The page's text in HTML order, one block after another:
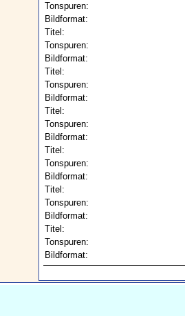
Tonspuren:
Bildformat:
Titel:
Tonspuren:
Bildformat:
Titel:
Tonspuren:
Bildformat:
Titel:
Tonspuren:
Bildformat:
Titel:
Tonspuren:
Bildformat:
Titel:
Tonspuren:
Bildformat:
Titel:
Tonspuren:
Bildformat: